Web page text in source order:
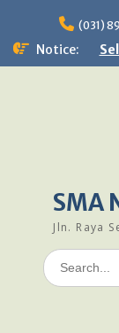
content
(031)
Notice:
SMA
Jln. Raya
Search
for: